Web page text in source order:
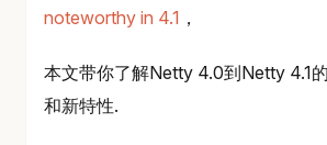
noteworthy in 4.1 ，
本文带你了解Netty 4.0到Netty 4.1
和新特性.